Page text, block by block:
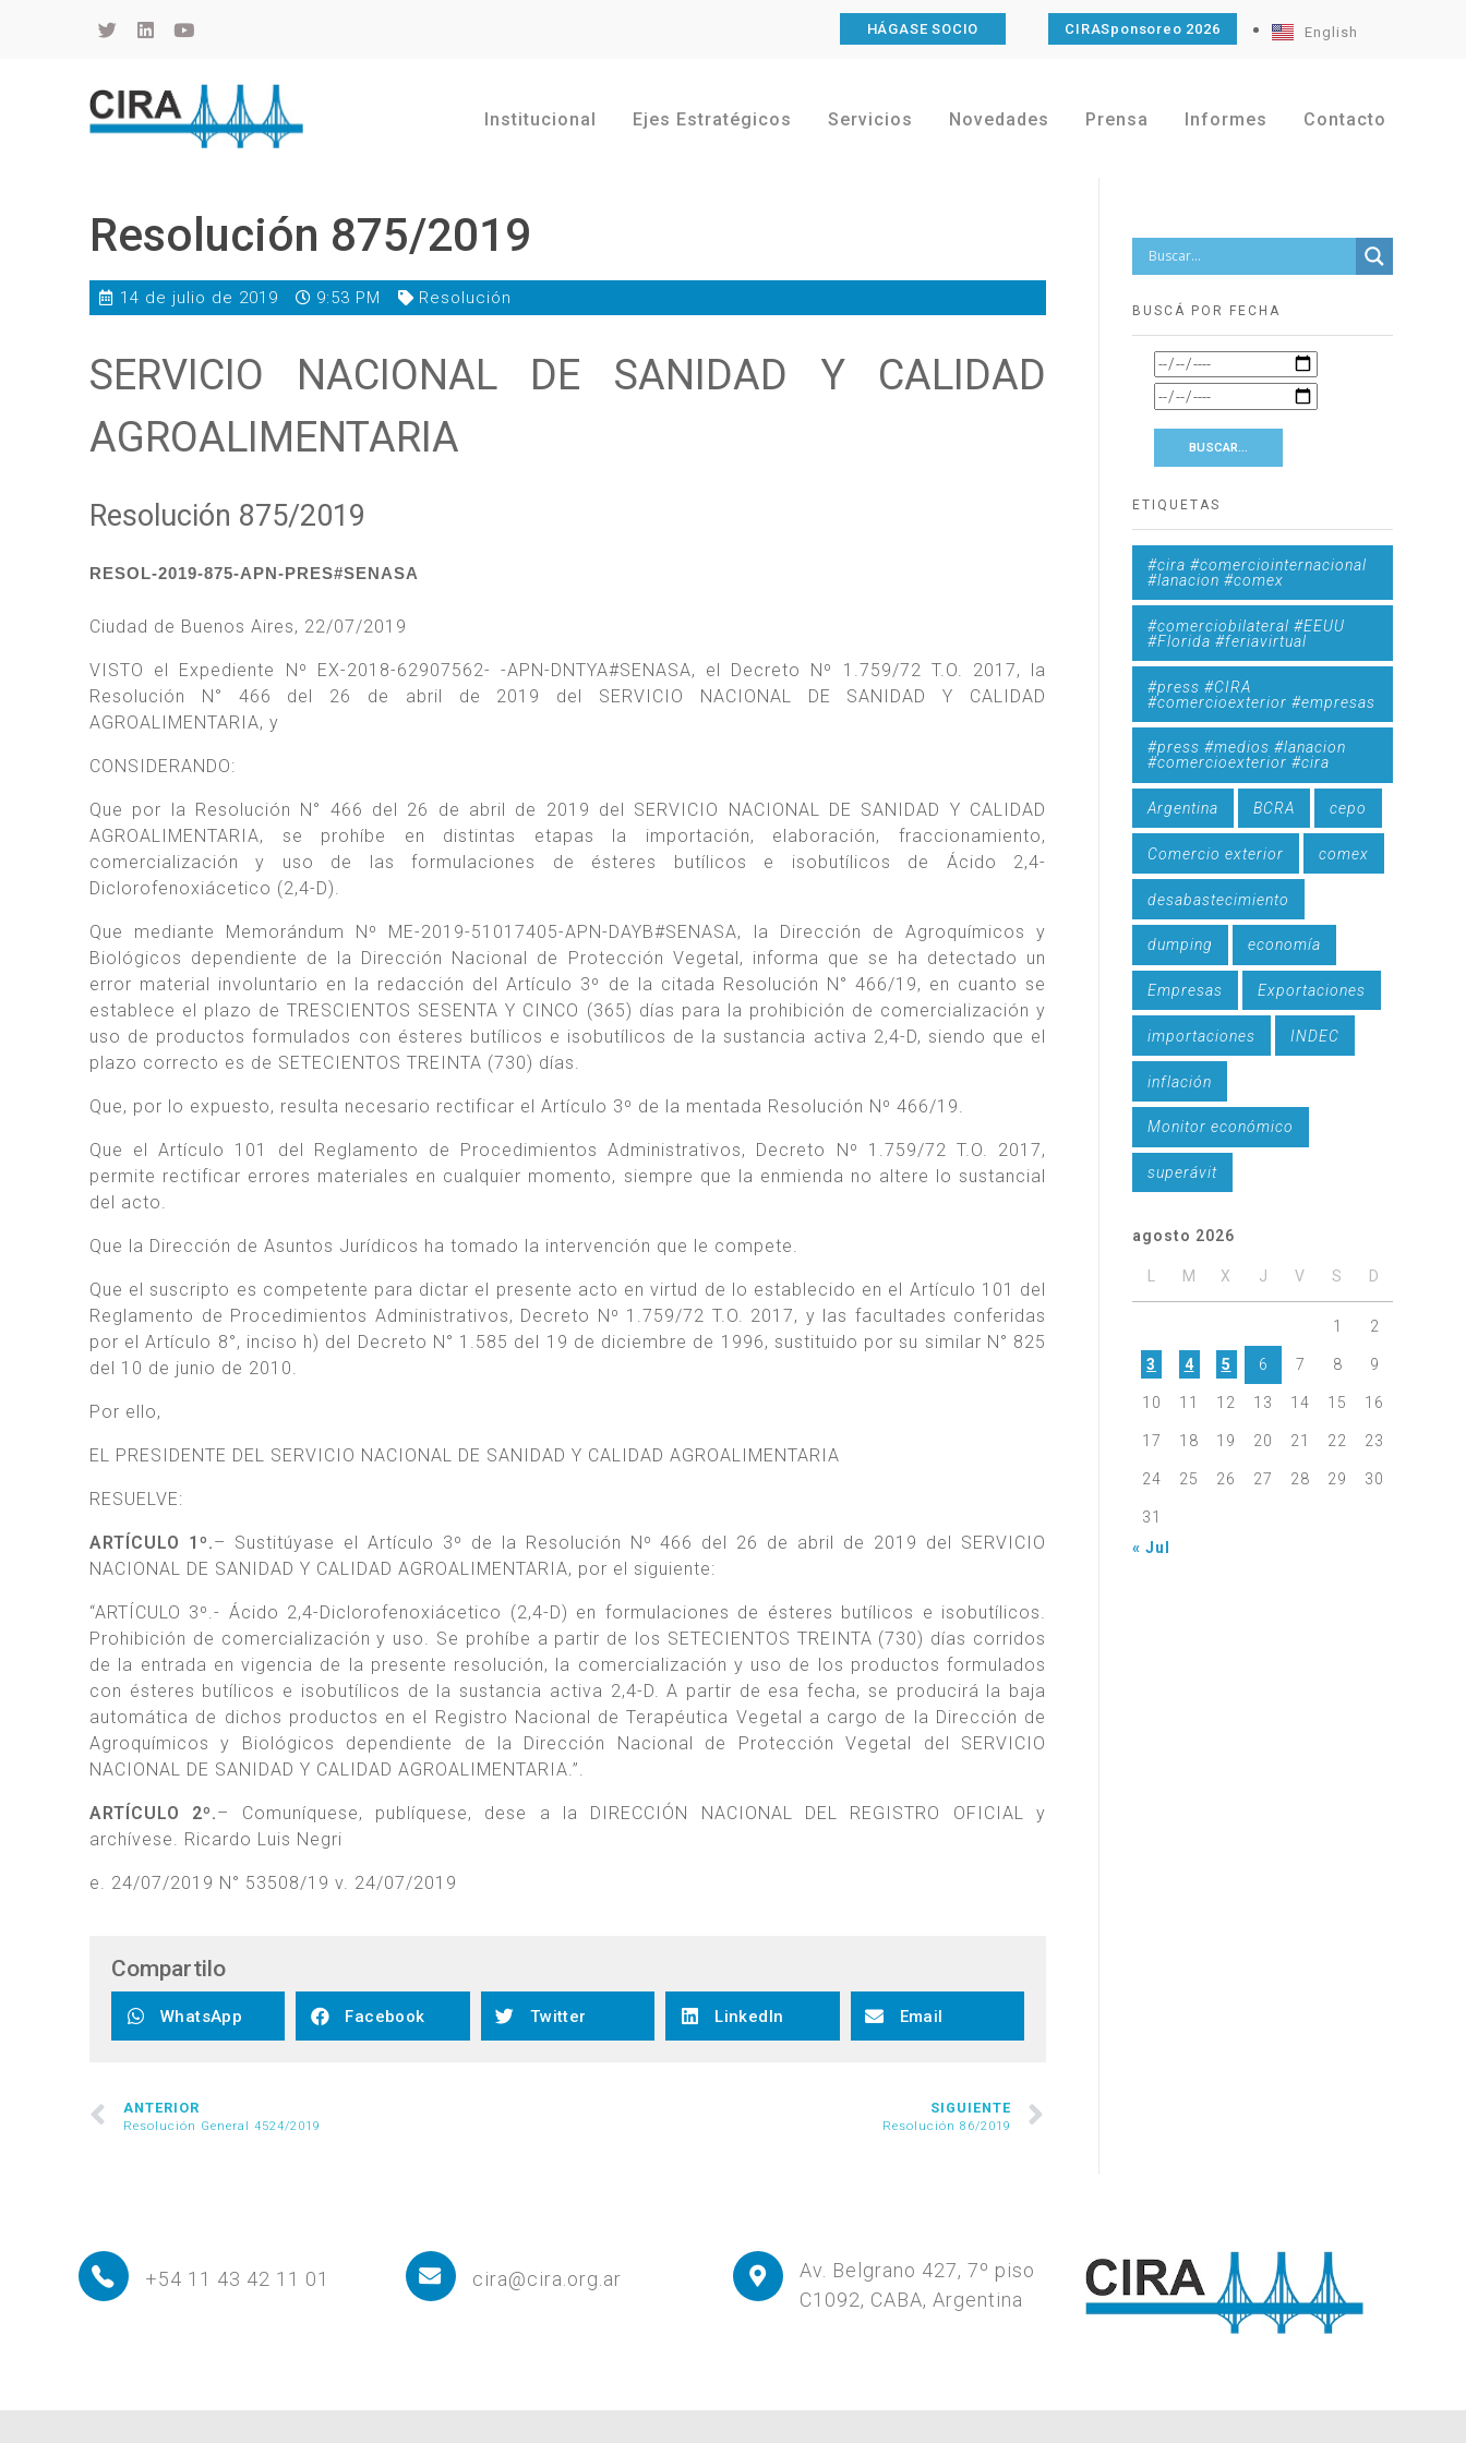
HÁGASE SOCIO CIRASponsoreo 2026 English
Institucional Ejes Estratégicos Servicios Novedades Prensa Informes Contacto
Resolución 875/2019
14 de julio de 2019 9:53 PM Resolución
SERVICIO NACIONAL DE SANIDAD Y CALIDAD
AGROALIMENTARIA
Resolución 875/2019
RESOL-2019-875-APN-PRES#SENASA
Ciudad de Buenos Aires, 22/07/2019
VISTO el Expediente Nº EX-2018-62907562- -APN-DNTYA#SENASA, el Decreto Nº 1.759/72 T.O. 2017, la
Resolución N° 466 del 26 de abril de 2019 del SERVICIO NACIONAL DE SANIDAD Y CALIDAD
AGROALIMENTARIA, y
CONSIDERANDO:
Que por la Resolución N° 466 del 26 de abril de 2019 del SERVICIO NACIONAL DE SANIDAD Y CALIDAD
AGROALIMENTARIA, se prohíbe en distintas etapas la importación, elaboración, fraccionamiento,
comercialización y uso de las formulaciones de ésteres butílicos e isobutílicos de Ácido 2,4-
Diclorofenoxiácetico (2,4-D).
Que mediante Memorándum Nº ME-2019-51017405-APN-DAYB#SENASA, la Dirección de Agroquímicos y
Biológicos dependiente de la Dirección Nacional de Protección Vegetal, informa que se ha detectado un
error material involuntario en la redacción del Artículo 3º de la citada Resolución N° 466/19, en cuanto se
establece el plazo de TRESCIENTOS SESENTA Y CINCO (365) días para la prohibición de comercialización y
uso de productos formulados con ésteres butílicos e isobutílicos de la sustancia activa 2,4-D, siendo que el
plazo correcto es de SETECIENTOS TREINTA (730) días.
Que, por lo expuesto, resulta necesario rectificar el Artículo 3º de la mentada Resolución Nº 466/19.
Que el Artículo 101 del Reglamento de Procedimientos Administrativos, Decreto Nº 1.759/72 T.O. 2017,
permite rectificar errores materiales en cualquier momento, siempre que la enmienda no altere lo sustancial
del acto.
Que la Dirección de Asuntos Jurídicos ha tomado la intervención que le compete.
Que el suscripto es competente para dictar el presente acto en virtud de lo establecido en el Artículo 101 del
Reglamento de Procedimientos Administrativos, Decreto Nº 1.759/72 T.O. 2017, y las facultades conferidas
por el Artículo 8°, inciso h) del Decreto N° 1.585 del 19 de diciembre de 1996, sustituido por su similar N° 825
del 10 de junio de 2010.
Por ello,
EL PRESIDENTE DEL SERVICIO NACIONAL DE SANIDAD Y CALIDAD AGROALIMENTARIA
RESUELVE:
ARTÍCULO 1º.– Sustitúyase el Artículo 3º de la Resolución Nº 466 del 26 de abril de 2019 del SERVICIO
NACIONAL DE SANIDAD Y CALIDAD AGROALIMENTARIA, por el siguiente:
“ARTÍCULO 3º.- Ácido 2,4-Diclorofenoxiácetico (2,4-D) en formulaciones de ésteres butílicos e isobutílicos.
Prohibición de comercialización y uso. Se prohíbe a partir de los SETECIENTOS TREINTA (730) días corridos
de la entrada en vigencia de la presente resolución, la comercialización y uso de los productos formulados
con ésteres butílicos e isobutílicos de la sustancia activa 2,4-D. A partir de esa fecha, se producirá la baja
automática de dichos productos en el Registro Nacional de Terapéutica Vegetal a cargo de la Dirección de
Agroquímicos y Biológicos dependiente de la Dirección Nacional de Protección Vegetal del SERVICIO
NACIONAL DE SANIDAD Y CALIDAD AGROALIMENTARIA.”.
ARTÍCULO 2º.– Comuníquese, publíquese, dese a la DIRECCIÓN NACIONAL DEL REGISTRO OFICIAL y
archívese. Ricardo Luis Negri
e. 24/07/2019 N° 53508/19 v. 24/07/2019
Compartilo
WhatsApp Facebook Twitter LinkedIn Email
ANTERIOR
Resolución General 4524/2019
SIGUIENTE
Resolución 86/2019
BUSCÁ POR FECHA
ETIQUETAS
#cira #comerciointernacional
#lanacion #comex
#comerciobilateral #EEUU
#Florida #feriavirtual
#press #CIRA
#comercioexterior #empresas
#press #medios #lanacion
#comercioexterior #cira
Argentina BCRA cepo
Comercio exterior comex
desabastecimiento
dumping economía
Empresas Exportaciones
importaciones INDEC
inflación
Monitor económico
superávit
agosto 2026
M X J V S D
1 2
3 4 5 6 7 8 9
10 11 12 13 14 15 16
17 18 19 20 21 22 23
24 25 26 27 28 29 30
31
« Jul
+54 11 43 42 11 01 cira@cira.org.ar
Av. Belgrano 427, 7º piso
C1092, CABA, Argentina